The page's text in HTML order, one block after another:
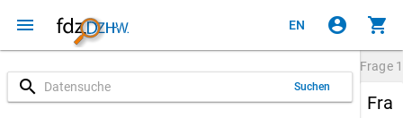
menu EN account_circle shopping_cart
search Suchen
Frage
Fra